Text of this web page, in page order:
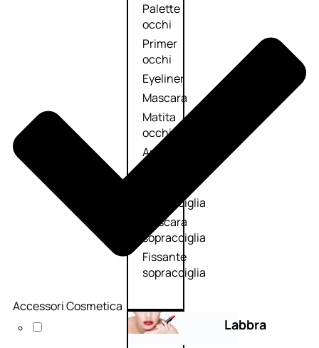
Palette
occhi
Primer
occhi
Eyeliner
Mascara
Matita
occhi
Antiocchiaie
sopracciglia
Mascara
sopracciglia
Fissante
sopracciglia
Labbra
Accessori Cosmetica